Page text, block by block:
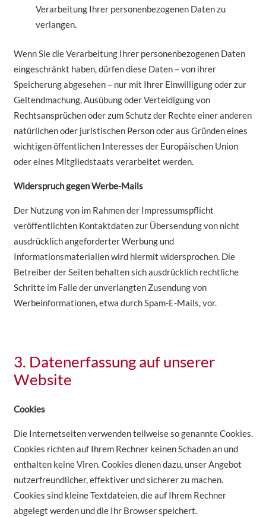
Verarbeitung Ihrer personenbezogenen Daten zu
verlangen.
Wenn Sie die Verarbeitung Ihrer personenbezogenen Daten
eingeschränkt haben, dürfen diese Daten – von ihrer
Speicherung abgesehen – nur mit Ihrer Einwilligung oder zur
Geltendmachung, Ausübung oder Verteidigung von
Rechtsansprüchen oder zum Schutz der Rechte einer anderen
natürlichen oder juristischen Person oder aus Gründen eines
wichtigen öffentlichen Interesses der Europäischen Union
oder eines Mitgliedstaats verarbeitet werden.
Widerspruch gegen Werbe-Mails
Der Nutzung von im Rahmen der Impressumspflicht
veröffentlichten Kontaktdaten zur Übersendung von nicht
ausdrücklich angeforderter Werbung und
Informationsmaterialien wird hiermit widersprochen. Die
Betreiber der Seiten behalten sich ausdrücklich rechtliche
Schritte im Falle der unverlangten Zusendung von
Werbeinformationen, etwa durch Spam-E-Mails, vor.
3. Datenerfassung auf unserer
Website
Cookies
Die Internetseiten verwenden teilweise so genannte Cookies.
Cookies richten auf Ihrem Rechner keinen Schaden an und
enthalten keine Viren. Cookies dienen dazu, unser Angebot
nutzerfreundlicher, effektiver und sicherer zu machen.
Cookies sind kleine Textdateien, die auf Ihrem Rechner
abgelegt werden und die Ihr Browser speichert.